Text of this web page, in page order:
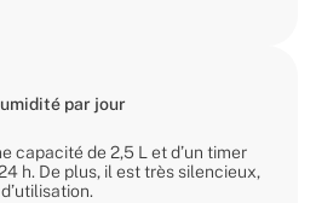
par jour
capacité de 2,5 L et d’un timer
h. De plus, il est très silencieux,